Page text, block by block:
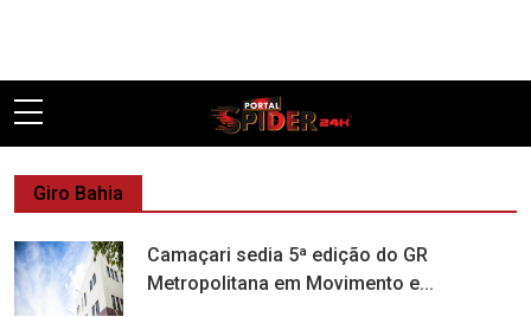
Giro Bahia
Camaçari sedia 5ª edição do GR
Metropolitana em Movimento e...